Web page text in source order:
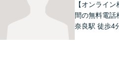
【オンライ
間の無料電話
奈良駅 徒歩4